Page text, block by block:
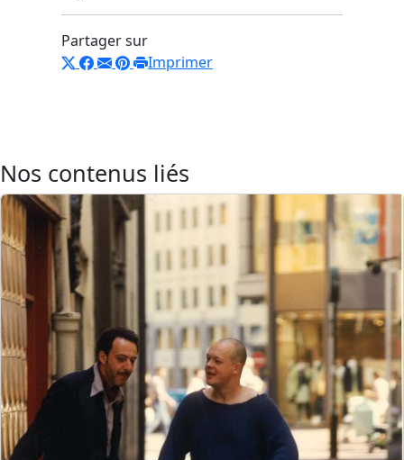
Partager sur
Imprimer
Nos contenus liés